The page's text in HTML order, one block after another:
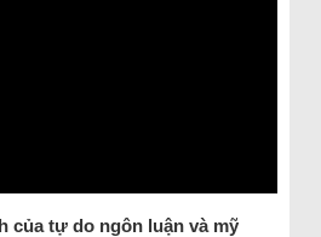
của tự do ngôn luận và mỹ